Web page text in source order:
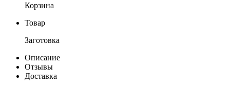
Корзина
Товар
Заготовка
Описание
Отзывы
Доставка